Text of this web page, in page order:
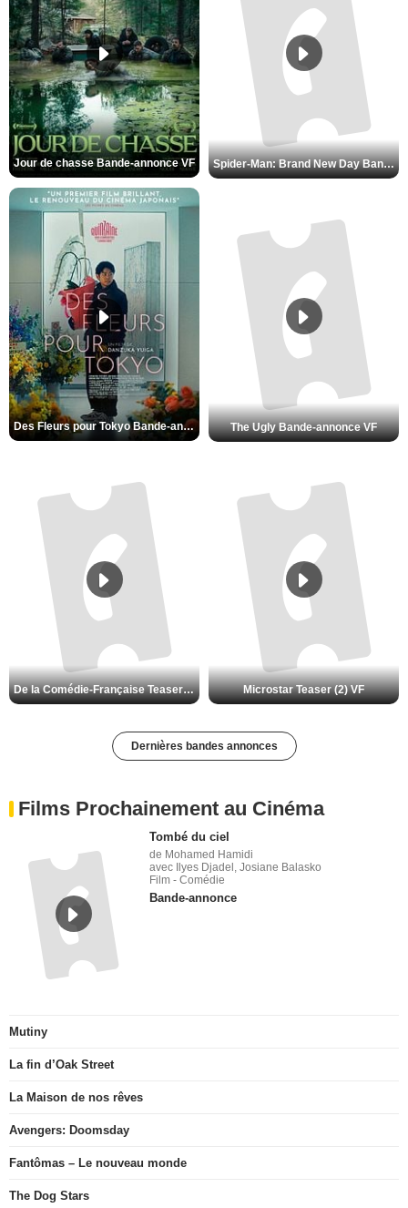
Jour de chasse Bande-annonce VF Spider-Man: Brand New Day Bande-annonce (3) VO STFR
Des Fleurs pour Tokyo Bande-annonce VO STFR The Ugly Bande-annonce VF
De la Comédie-Française Teaser (3) VF Microstar Teaser (2) VF
Dernières bandes annonces
Films Prochainement au Cinéma
Tombé du ciel
de Mohamed Hamidi
avec Ilyes Djadel, Josiane Balasko
Film - Comédie
Bande-annonce
Mutiny
La fin d’Oak Street
La Maison de nos rêves
Avengers: Doomsday
Fantômas – Le nouveau monde
The Dog Stars